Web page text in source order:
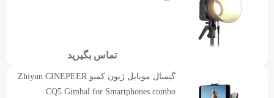
تماس بگیرید
گیمبال موبایل ژیون کمبو Zhiyun CINEPEER
CQ5 Gimbal for Smartphones combo